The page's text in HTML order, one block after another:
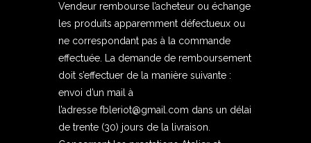
Vendeur rembourse l’acheteur ou échange
les produits apparemment défectueux ou
ne correspondant pas à la commande
effectuée. La demande de remboursement
doit s’effectuer de la manière suivante :
envoi d’un mail à
l’adresse fbleriot@gmail.com dans un délai
de trente (30) jours de la livraison.